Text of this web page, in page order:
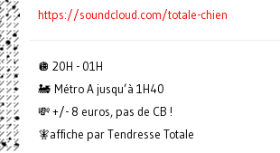
https://soundcloud.com/totale-chien
🪩 20H - 01H
🚂 Métro A jusqu’à 1H40
💸 +/- 8 euros, pas de CB !
🧚affiche par Tendresse Totale